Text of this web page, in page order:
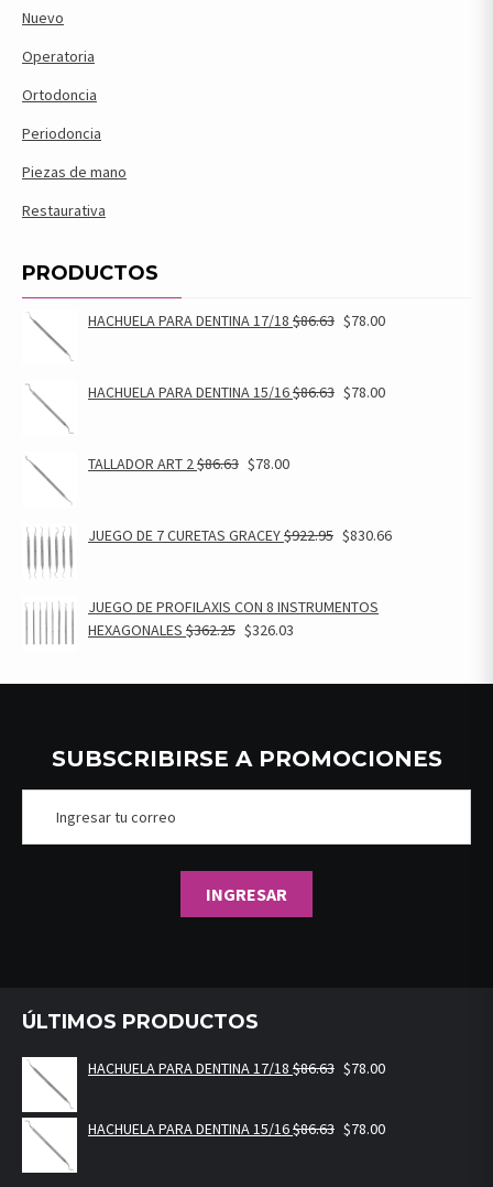
Nuevo
Operatoria
Ortodoncia
Periodoncia
Piezas de mano
Restaurativa
PRODUCTOS
HACHUELA PARA DENTINA 17/18 $86.63 $78.00
HACHUELA PARA DENTINA 15/16$86.63 $78.00
TALLADOR ART 2$86.63 $78.00
JUEGO DE 7 CURETAS GRACEY$922.95 $830.66
JUEGO DE PROFILAXIS CON 8 INSTRUMENTOS
HEXAGONALES $362.25 $326.03
SUBSCRIBIRSE A PROMOCIONES
ÚLTIMOS PRODUCTOS
HACHUELA PARA DENTINA 17/18 $86.63 $78.00
HACHUELA PARA DENTINA 15/16$86.63 $78.00